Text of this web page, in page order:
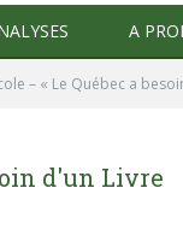
A
– « Le Québec a
d'un Livre